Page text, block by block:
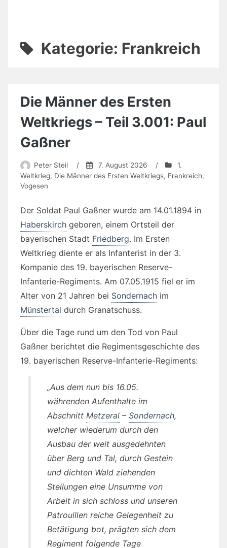
Kategorie: Frankreich
Die Männer des Ersten
Weltkriegs – Teil 3.001: Paul
Gaßner
Peter Steil / 7. August 2026 /
1.
Weltkrieg, Die Männer des Ersten Weltkriegs, Frankreich,
Vogesen
Der Soldat Paul Gaßner wurde am 14.01.1894 in
Haberskirch geboren, einem Ortsteil der
bayerischen Stadt Friedberg. Im Ersten
Weltkrieg diente er als Infanterist in der 3.
Kompanie des 19. bayerischen Reserve-
Infanterie-Regiments. Am 07.05.1915 fiel er im
Alter von 21 Jahren bei Sondernach im
Münstertal durch Granatschuss.
Über die Tage rund um den Tod von Paul
Gaßner berichtet die Regimentsgeschichte des
19. bayerischen Reserve-Infanterie-Regiments:
„Aus dem nun bis 16.05.
währenden Aufenthalte im
Abschnitt Metzeral – Sondernach,
welcher wiederum durch den
Ausbau der weit ausgedehnten
über Berg und Tal, durch Gestein
und dichten Wald ziehenden
Stellungen eine Unsumme von
Arbeit in sich schloss und unseren
Patrouillen reiche Gelegenheit zu
Betätigung bot, prägten sich dem
Regiment folgende Tage